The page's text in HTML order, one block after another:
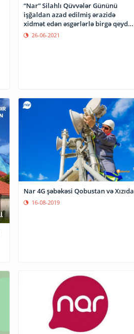
“Nar” Silahlı Qüvvələr Gününü
işğaldan azad edilmiş ərazidə
xidmət edən əsgərlərlə birgə qeyd
etdi26-06-2021
Nar 4G şəbəkəsi Qobustan və Xızıda
16-08-2019